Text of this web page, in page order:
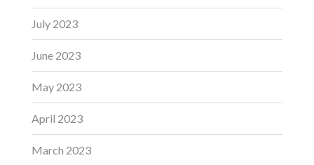
July 2023
June 2023
May 2023
April 2023
March 2023